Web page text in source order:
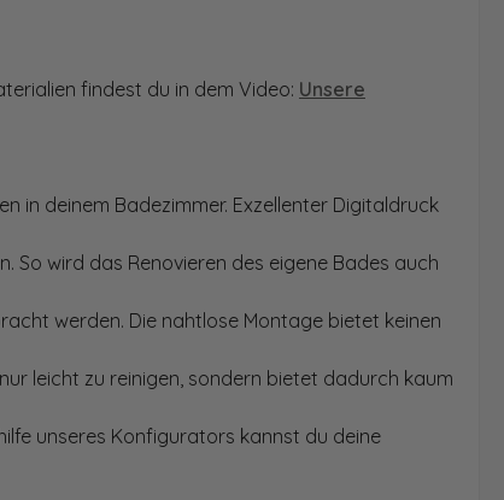
findest du in dem Video: Unsere
in deinem Badezimmer. Exzellenter Digitaldruck
So wird das Renovieren des eigene Bades auch
werden. Die nahtlose Montage bietet keinen
leicht zu reinigen, sondern bietet dadurch kaum
unseres Konfigurators kannst du deine